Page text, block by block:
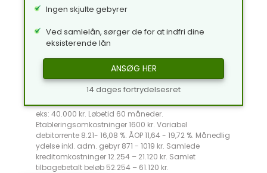
Ingen skjulte gebyrer
Ved samlelån, sørger de for at indfri dine
eksisterende lån
ANSØG HER
14 dages fortrydelsesret
eks: 40.000 kr. Løbetid 60 måneder.
Etableringsomkostninger 1600 kr. Variabel
debitorrente 8.21- 16,08 %. ÅOP 11,64 - 19,72 %. Månedlig
ydelse inkl. adm. gebyr 871 - 1019 kr. Samlede
kreditomkostninger 12.254 – 21.120 kr. Samlet
tilbagebetalt beløb 52.254 – 61.120 kr.